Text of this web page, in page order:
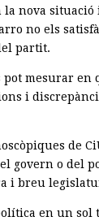
nova situació
no els
partit.
mesurar en
i
de
govern o del
i breu
en un sol